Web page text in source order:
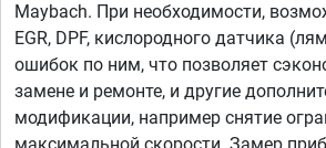
Maybach. При необходимости,
EGR, DPF, кислородного датчика
ошибок по ним, что позволяет
замене и ремонте, и другие
модификации, например снятие